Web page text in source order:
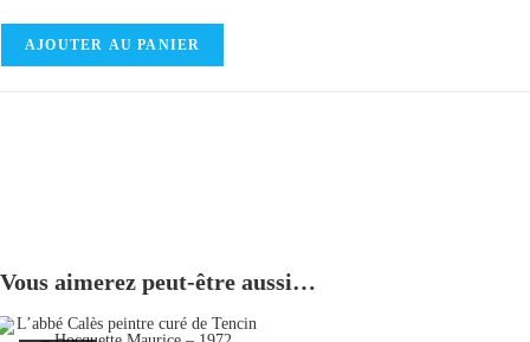
AJOUTER AU PANIER
Vous aimerez peut-être aussi…